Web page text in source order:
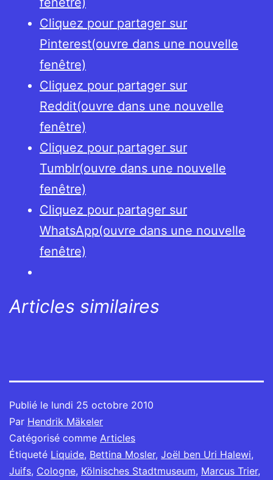
Cliquez pour partager sur
Pinterest(ouvre dans une nouvelle
fenêtre)
Cliquez pour partager sur
Reddit(ouvre dans une nouvelle
fenêtre)
Cliquez pour partager sur
Tumblr(ouvre dans une nouvelle
fenêtre)
Cliquez pour partager sur
WhatsApp(ouvre dans une nouvelle
fenêtre)
Articles similaires
Publié le lundi 25 octobre 2010
Par Hendrik Mäkeler
Catégorisé comme Articles
Étiqueté Liquide, Bettina Mosler, Joël ben Uri Halewi,
Juifs, Cologne, Kölnisches Stadtmuseum, Marcus Trier,